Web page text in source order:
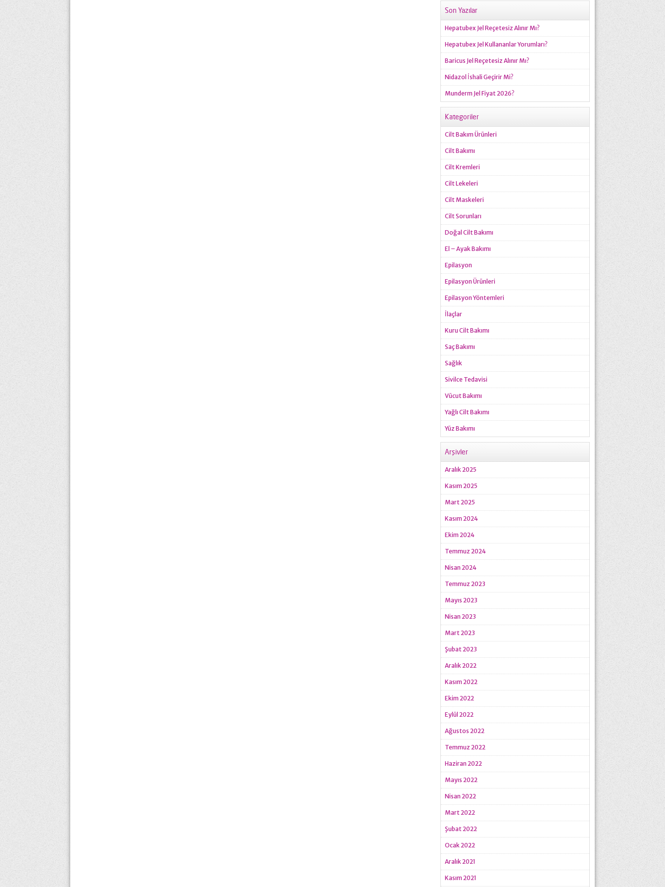
Son Yazılar
Hepatubex Jel Reçetesiz Alınır Mı?
Hepatubex Jel Kullananlar Yorumları?
Baricus Jel Reçetesiz Alınır Mı?
Nidazol İshali Geçirir Mi?
Munderm Jel Fiyat 2026?
Kategoriler
Cilt Bakım Ürünleri
Cilt Bakımı
Cilt Kremleri
Cilt Lekeleri
Cilt Maskeleri
Cilt Sorunları
Doğal Cilt Bakımı
El – Ayak Bakımı
Epilasyon
Epilasyon Ürünleri
Epilasyon Yöntemleri
İlaçlar
Kuru Cilt Bakımı
Saç Bakımı
Sağlık
Sivilce Tedavisi
Vücut Bakımı
Yağlı Cilt Bakımı
Yüz Bakımı
Arşivler
Aralık 2025
Kasım 2025
Mart 2025
Kasım 2024
Ekim 2024
Temmuz 2024
Nisan 2024
Temmuz 2023
Mayıs 2023
Nisan 2023
Mart 2023
Şubat 2023
Aralık 2022
Kasım 2022
Ekim 2022
Eylül 2022
Ağustos 2022
Temmuz 2022
Haziran 2022
Mayıs 2022
Nisan 2022
Mart 2022
Şubat 2022
Ocak 2022
Aralık 2021
Kasım 2021